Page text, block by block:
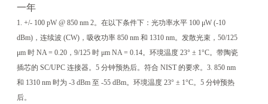
一年
1. +/- 100 pW @ 850 nm 2。在以下条件下：光功率水平 100 μW (-10
dBm)，连续波 (CW)，吸收功率 850 nm 和 1310 nm。发散光束，50/125
μm 时 NA = 0.20，9/125 时 μm NA = 0.14。环境温度 23° ± 1°C。带陶瓷
插芯的 SC/UPC 连接器。5 分钟预热后。符合 NIST 的要求。3. 850 nm
和 1310 nm 时为 -3 dBm 至 -55 dBm。环境温度 23° ± 1°C。5 分钟预热
后。